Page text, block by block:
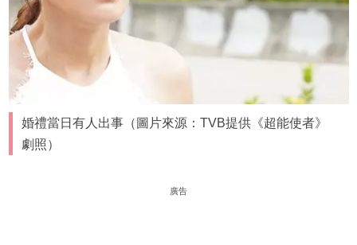
婚禮當日有人出事（圖片來源：TVB提供《超能使者》
劇照）
廣告